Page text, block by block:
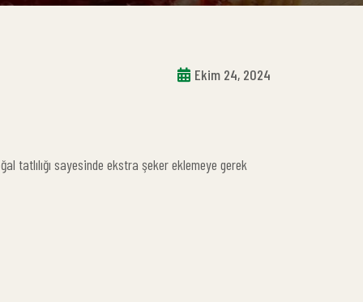
Ekim 24, 2024
tatlılığı sayesinde ekstra şeker eklemeye gerek